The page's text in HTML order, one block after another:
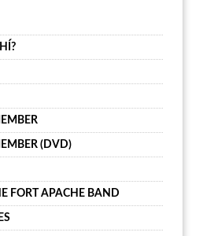
(DVD)
FORT APACHE BAND